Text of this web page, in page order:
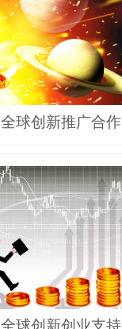
全球创新推广合作
全球创新创业支持